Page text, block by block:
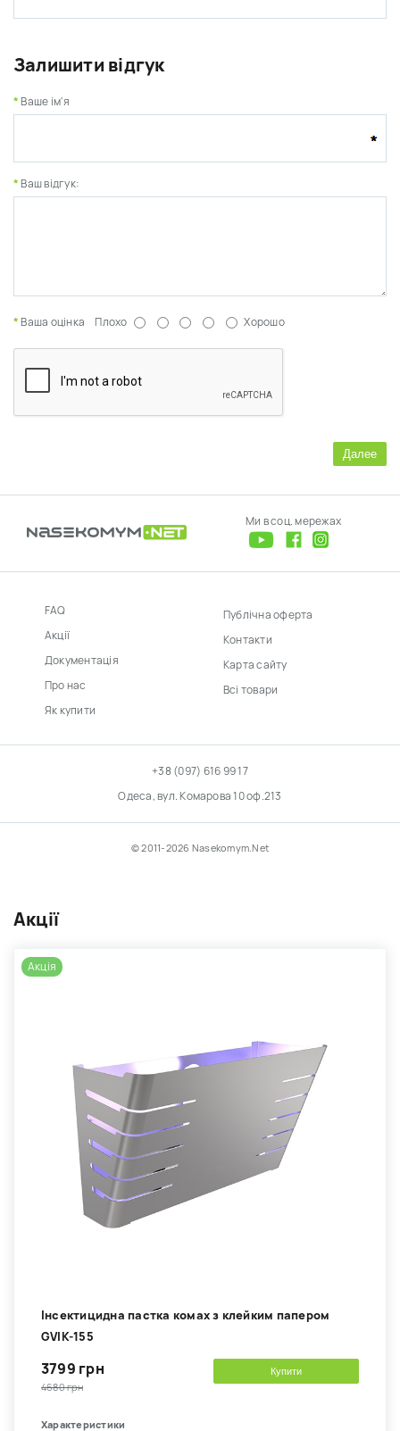
Акції
Акція
Інсектицидна пастка комах з клейким папером
GVIK-155
3799 грн
4680 грн
Купити
Характеристики
Залишити відгук
Ваше ім'я
Ваш відгук:
Ваша оцінка Плохо Хорошо
Далее
Ми в соц. мережах
FAQ
Акції
Документація
Про нас
Як купити
Публічна оферта
Контакти
Карта сайту
Всі товари
+38 (097) 616 99 17
Одеса, вул. Комарова 10 оф.213
© 2011-2026 Nasekomym.Net